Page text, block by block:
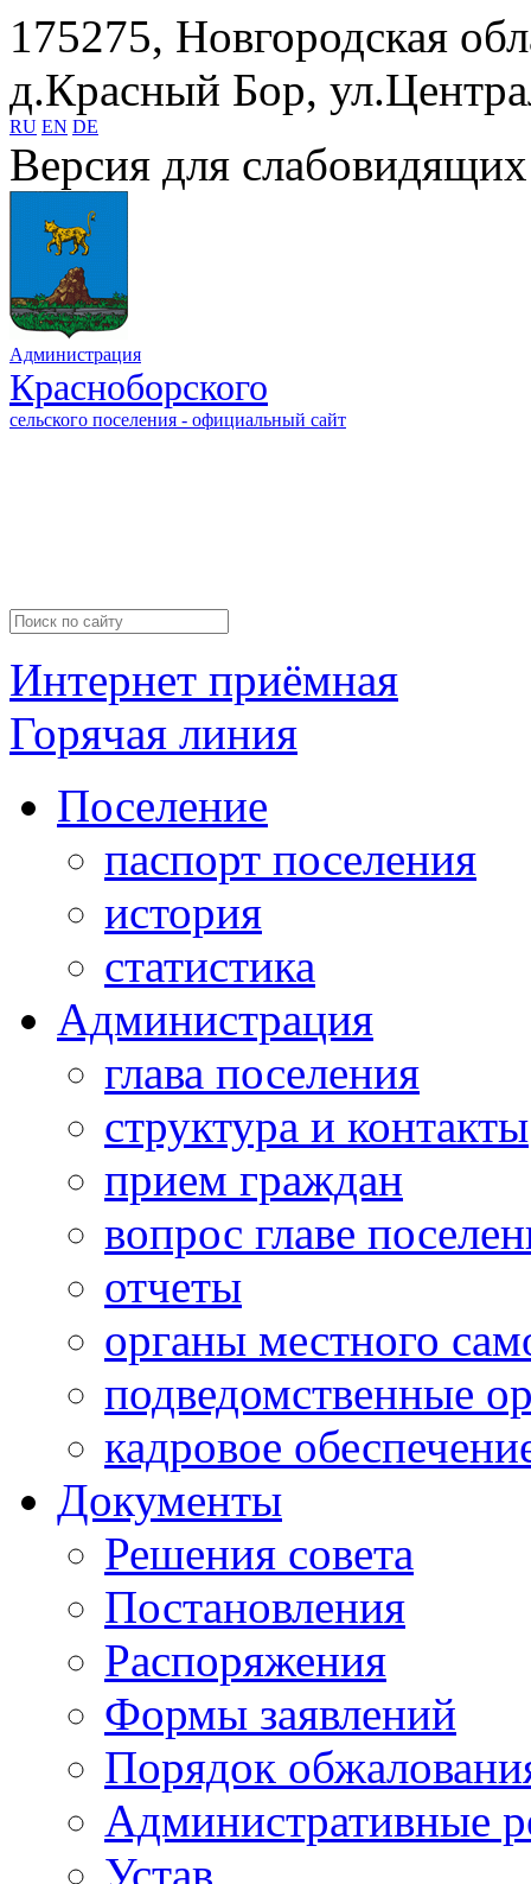
175275, Новгородская
д.Красный Бор,
RU EN DE
Версия для слабовидящих
Администрация
Красноборского
сельского поселения - официальный сайт
Интернет приёмная
Горячая линия
Поселение
паспорт поселения
история
статистика
Администрация
глава поселения
структура и контакты
прием граждан
вопрос главе
отчеты
органы местного
подведомственные
кадровое
Документы
Решения совета
Постановления
Распоряжения
Формы заявлений
Порядок
Административные